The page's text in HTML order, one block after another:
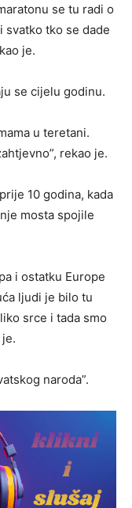
se tu radi o
svatko tko se dade
je.
se cijelu godinu.
u teretani.
rekao je.
10 godina, kada
mosta spojile
i ostatku Europe
ljudi je bilo tu
srce i tada smo
naroda”.